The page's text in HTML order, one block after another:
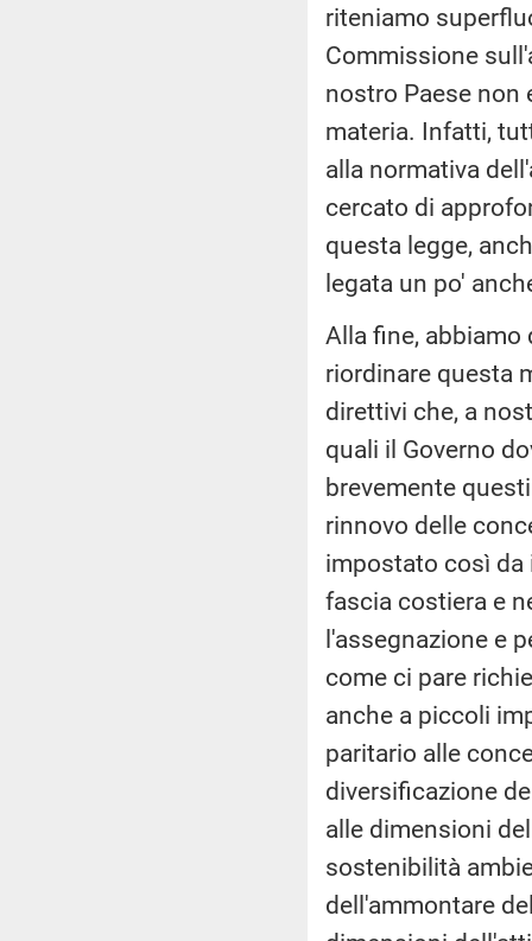
riteniamo
Commissione
nostro Paese non
materia. Infatti,
alla normativa
cercato di
questa legge,
legata un po'
Alla fine, abbiamo
riordinare questa
direttivi che, a
quali il Governo
brevemente
rinnovo delle
impostato così da
fascia costiera e
l'assegnazione e
come ci pare
anche a piccoli
paritario alle
diversificazione
alle dimensioni
sostenibilità
dell'ammontare